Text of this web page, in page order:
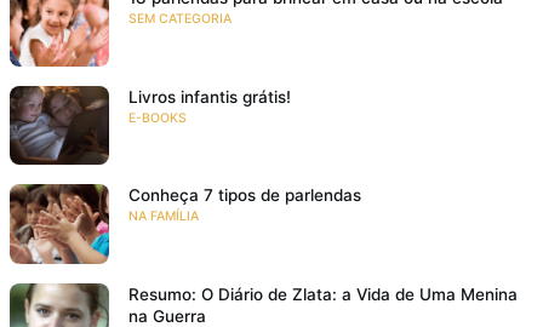
SEM CATEGORIA
Livros infantis grátis!
E-BOOKS
Conheça 7 tipos de parlendas
NA FAMÍLIA
Resumo: O Diário de Zlata: a Vida de Uma Menina
na Guerra